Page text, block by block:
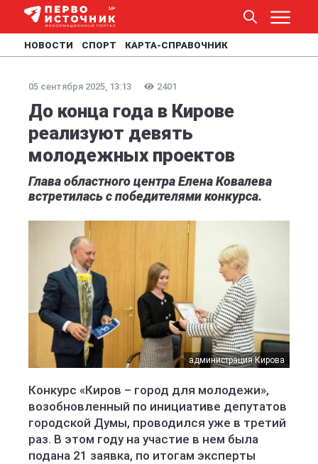
НОВОСТИ СПОРТ КАРТА-СПРАВОЧНИК
05 сентября 2025, 13:13 2401
До конца года в Кирове
реализуют девять
молодежных проектов
Глава областного центра Елена Ковалева
встретилась с победителями конкурса.
администрация Кирова
Конкурс «Киров – город для молодежи»,
возобновленный по инициативе депутатов
городской Думы, проводился уже в третий
раз. В этом году на участие в нем была
подана 21 заявка, по итогам эксперты